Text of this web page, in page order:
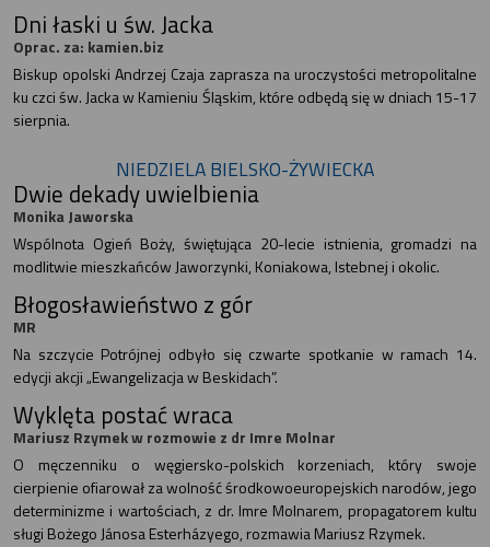
Dni łaski u św. Jacka
Oprac. za: kamien.biz
Biskup opolski Andrzej Czaja zaprasza na uroczystości metropolitalne
ku czci św. Jacka w Kamieniu Śląskim, które odbędą się w dniach 15-17
sierpnia.
NIEDZIELA BIELSKO-ŻYWIECKA
Dwie dekady uwielbienia
Monika Jaworska
Wspólnota Ogień Boży, świętująca 20-lecie istnienia, gromadzi na
modlitwie mieszkańców Jaworzynki, Koniakowa, Istebnej i okolic.
Błogosławieństwo z gór
MR
Na szczycie Potrójnej odbyło się czwarte spotkanie w ramach 14.
edycji akcji „Ewangelizacja w Beskidach”.
Wyklęta postać wraca
Mariusz Rzymek w rozmowie z dr Imre Molnar
O męczenniku o węgiersko-polskich korzeniach, który swoje
cierpienie ofiarował za wolność środkowoeuropejskich narodów, jego
determinizme i wartościach, z dr. Imre Molnarem, propagatorem kultu
sługi Bożego Jánosa Esterházyego, rozmawia Mariusz Rzymek.